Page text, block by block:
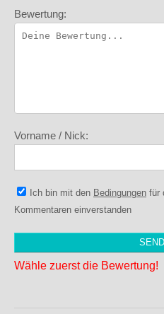
Bewertung:
Vorname / Nick:
Ich bin mit den Bedingungen für
Kommentaren einverstanden
Wähle zuerst die Bewertung!